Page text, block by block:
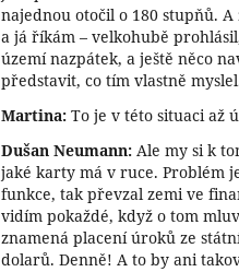
najednou otočil o 180 stupňů. A
a já říkám – velkohubě
území nazpátek, a ještě něco
představit, co tím vlastně
Martina: To je v této situaci až
Dušan Neumann: Ale my si k
jaké karty má v ruce. Problém
funkce, tak převzal zemi ve
vidím pokaždé, když o tom
znamená placení úroků ze
dolarů. Denně! A to by ani